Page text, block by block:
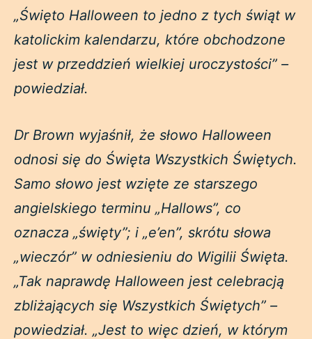
„Święto Halloween to jedno z tych świąt w
katolickim kalendarzu, które obchodzone
jest w przeddzień wielkiej uroczystości” –
powiedział.
Dr Brown wyjaśnił, że słowo Halloween
odnosi się do Święta Wszystkich Świętych.
Samo słowo jest wzięte ze starszego
angielskiego terminu „Hallows”, co
oznacza „święty”; i „e’en”, skrótu słowa
„wieczór” w odniesieniu do Wigilii Święta.
„Tak naprawdę Halloween jest celebracją
zbliżających się Wszystkich Świętych” –
powiedział. „Jest to więc dzień, w którym